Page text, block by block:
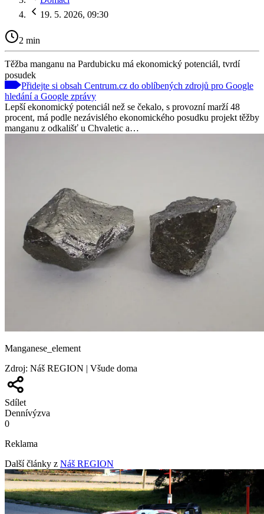
19. 5. 2026, 09:30
2 min
Těžba manganu na Pardubicku má ekonomický potenciál, tvrdí
posudek
Přidejte si obsah Centrum.cz do oblíbených zdrojů pro Google
hledání a Google zprávy
Lepší ekonomický potenciál než se čekalo, s provozní marží 48
procent, má podle nezávislého ekonomického posudku projekt těžby
manganu z odkališť u Chvaletic a…
Manganese_element
Zdroj: Náš REGION | Všude doma
Sdílet
Dennívýzva
0
Reklama
Další články z Náš REGION